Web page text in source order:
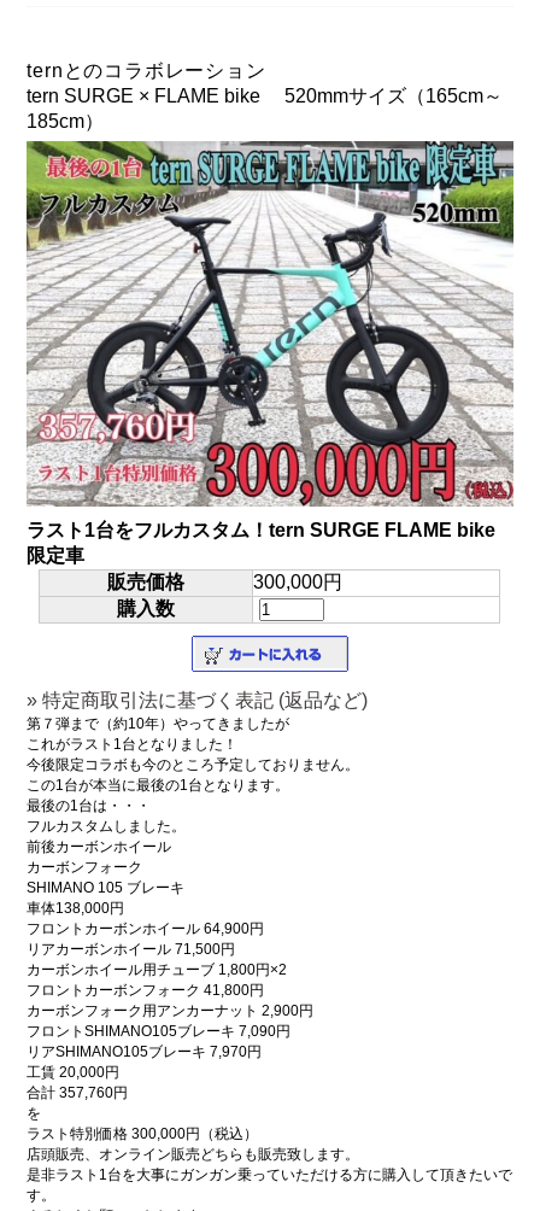
ternとのコラボレーション
tern SURGE × FLAME bike 520mmサイズ（165cm～
185cm）
ラスト1台をフルカスタム！tern SURGE FLAME bike
限定車
販売価格
300,000円
購入数
» 特定商取引法に基づく表記 (返品など)
第７弾まで（約10年）やってきましたが
これがラスト1台となりました！
今後限定コラボも今のところ予定しておりません。
この1台が本当に最後の1台となります。
最後の1台は・・・
フルカスタムしました。
前後カーボンホイール
カーボンフォーク
SHIMANO 105 ブレーキ
車体138,000円
フロントカーボンホイール 64,900円
リアカーボンホイール 71,500円
カーボンホイール用チューブ 1,800円×2
フロントカーボンフォーク 41,800円
カーボンフォーク用アンカーナット 2,900円
フロントSHIMANO105ブレーキ 7,090円
リアSHIMANO105ブレーキ 7,970円
工賃 20,000円
合計 357,760円
を
ラスト特別価格 300,000円（税込）
店頭販売、オンライン販売どちらも販売致します。
是非ラスト1台を大事にガンガン乗っていただける方に購入して頂きたいで
す。